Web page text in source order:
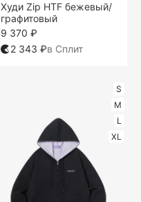
Худи Zip HTF бежевый/
графитовый
9 370 ₽
2 343 ₽в Сплит
S
M
L
XL